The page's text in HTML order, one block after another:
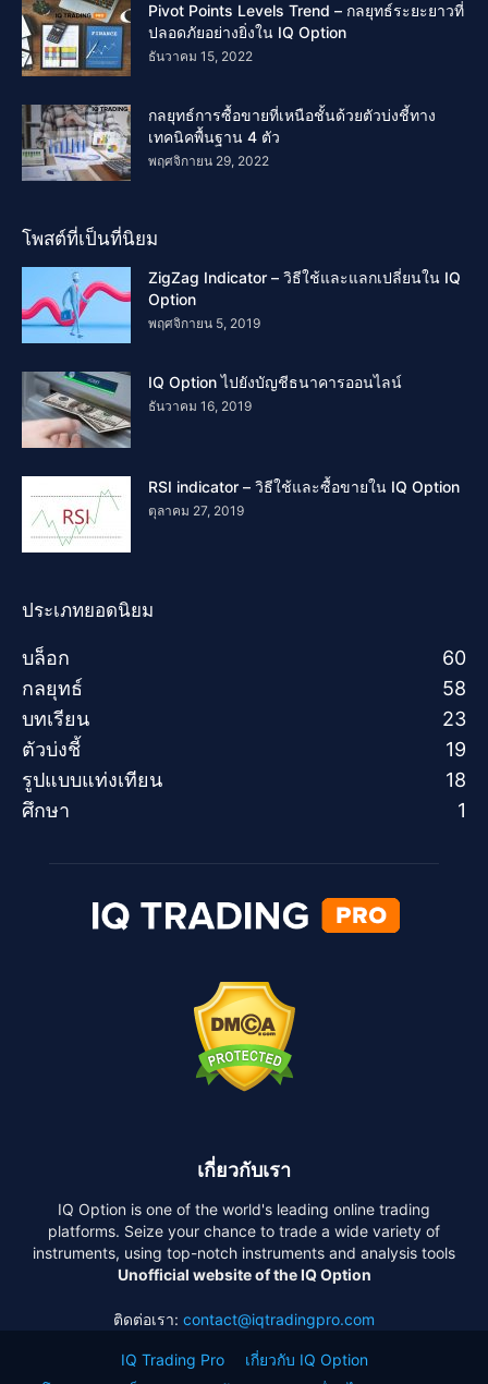
Pivot Points Levels Trend – กลยุทธ์ระยะยาวที่
ปลอดภัยอย่างยิ่งใน IQ Option
ธันวาคม 15, 2022
กลยุทธ์การซื้อขายที่เหนือชั้นด้วยตัวบ่งชี้ทาง
เทคนิคพื้นฐาน 4 ตัว
พฤศจิกายน 29, 2022
โพสต์ที่เป็นที่นิยม
ZigZag Indicator – วิธีใช้และแลกเปลี่ยนใน IQ
Option
พฤศจิกายน 5, 2019
IQ Option ไปยังบัญชีธนาคารออนไลน์
ธันวาคม 16, 2019
RSI indicator – วิธีใช้และซื้อขายใน IQ Option
ตุลาคม 27, 2019
ประเภทยอดนิยม
บล็อก
60
กลยุทธ์
58
บทเรียน
23
ตัวบ่งชี้
19
รูปแบบแท่งเทียน
18
ศึกษา
1
เกี่ยวกับเรา
IQ Option is one of the world's leading online trading
platforms. Seize your chance to trade a wide variety of
instruments, using top-notch instruments and analysis tools
Unofficial website of the IQ Option
ติดต่อเรา: contact@iqtradingpro.com
IQ Trading Pro
เกี่ยวกับ IQ Option